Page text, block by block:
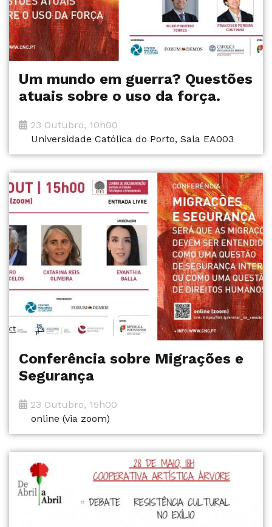
Um mundo em guerra? Questões
atuais sobre o uso da força.
23 Outubro, 10h00
Universidade Católica do Porto, Sala EA003
Conferência sobre Migrações e
Segurança
23 Outubro, 15h00
online (via zoom)